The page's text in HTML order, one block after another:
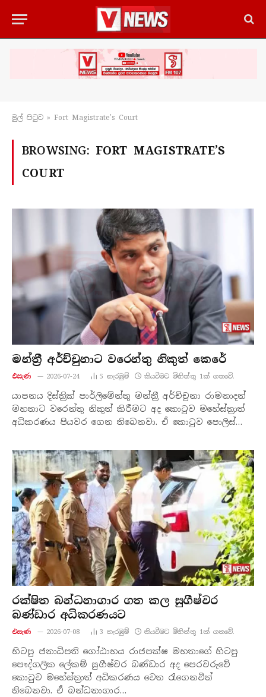
මුල් පිටු​ව » Fort Magistrate's Court
BROWSING: FORT MAGISTRATE’S
COURT
මන්ත්‍රී අර්ච්චුනාට වරෙන්තු නිකුත් කෙරේ
එසැණ 2026-07-24 5 නැරඹු​ම් කියවීමට මිනිත්තු 1ක් ගතවේ.
යාපනය දිස්ත්‍රික් පාර්ලිමේන්තු මන්ත්‍රී අර්ච්චුනා රාමනාදන්
මහතාට වරෙන්තු නිකුත් කිරීමට අද කොටුව මහේස්ත්‍රාත්
අධිකරණය පියවර ගෙන තිබෙනවා. ඒ කොටුව පොලිස්…
රක්ෂිත බන්ධනාගාර ගත කල සුගීෂ්වර
බණ්ඩාර අධිකරණයට
එසැණ 2026-07-08 3 නැරඹු​ම් කියවීමට මිනිත්තු 1ක් ගතවේ.
හිටපු ජනාධිපති ගෝඨාභය රාජපක්ෂ මහතාගේ හිටපු
පෞද්ගලික ලේකම් සුගීෂ්වර බණ්ඩාර අද පෙරවරුවේ
කොටුව මහේස්ත්‍රාත් අධිකරණය වෙත රැගෙනවිත්
තිබෙනවා. ඒ බන්ධනාගාර…